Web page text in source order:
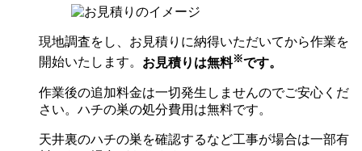
現地調査をし、お見積りに納得いただいてから作業を
開始いたします。 お見積りは無料※です。
作業後の追加料金は一切発生しませんのでご安心くだ
さい。ハチの巣の処分費用は無料です。
天井裏のハチの巣を確認するなど工事が場合は一部有